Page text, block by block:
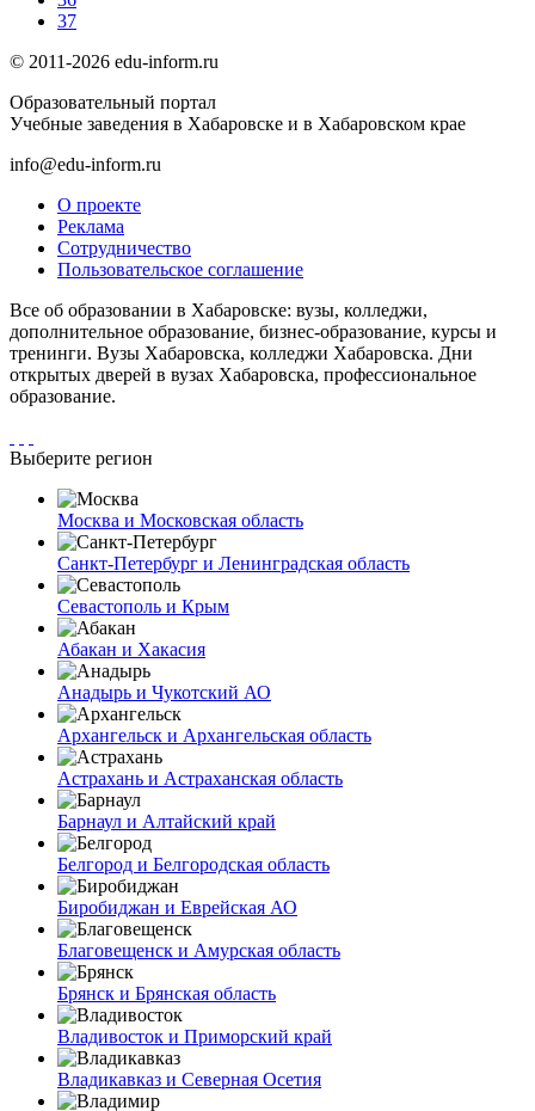
37
© 2011-2026 edu-inform.ru
Образовательный портал
Учебные заведения в Хабаровске и в Хабаровском крае
info@edu-inform.ru
О проекте
Реклама
Сотрудничество
Пользовательское соглашение
Все об образовании в Хабаровске: вузы, колледжи,
дополнительное образование, бизнес-образование, курсы и
тренинги. Вузы Хабаровска, колледжи Хабаровска. Дни
открытых дверей в вузах Хабаровска, профессиональное
образование.
Выберите регион
Москва и Московская область
Санкт-Петербург и Ленинградская область
Севастополь и Крым
Абакан и Хакасия
Анадырь и Чукотский АО
Архангельск и Архангельская область
Астрахань и Астраханская область
Барнаул и Алтайский край
Белгород и Белгородская область
Биробиджан и Еврейская АО
Благовещенск и Амурская область
Брянск и Брянская область
Владивосток и Приморский край
Владикавказ и Северная Осетия